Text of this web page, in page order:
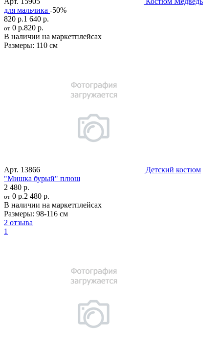
для мальчика -50%
820 р.1 640 р.
от 0 р.820 р.
В наличии на маркетплейсах
Размеры: 110 см
Арт. 13866
Детский костюм
"Мишка бурый" плюш
2 480 р.
от 0 р.2 480 р.
В наличии на маркетплейсах
Размеры: 98-116 см
2 отзыва
1